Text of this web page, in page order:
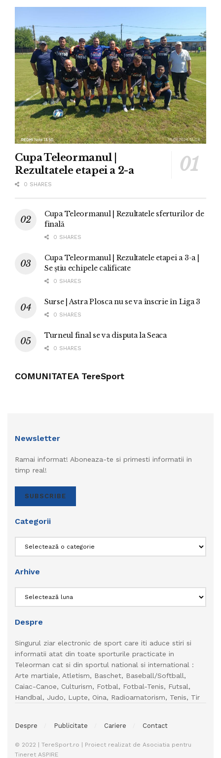
Cupa Teleormanul |
Rezultatele etapei a 2-a
0 SHARES
Cupa Teleormanul | Rezultatele sferturilor de
finală
0 SHARES
Cupa Teleormanul | Rezultatele etapei a 3-a |
Se știu echipele calificate
0 SHARES
Surse | Astra Plosca nu se va înscrie în Liga 3
0 SHARES
Turneul final se va disputa la Seaca
0 SHARES
COMUNITATEA TereSport
Newsletter
Ramai informat! Aboneaza-te si primesti informatii in
timp real!
SUBSCRIBE
Categorii
Arhive
Despre
Singurul ziar electronic de sport care iti aduce stiri si
informatii atat din toate sporturile practicate in
Teleorman cat si din sportul national si international :
Arte martiale, Atletism, Baschet, Baseball/Softball,
Caiac-Canoe, Culturism, Fotbal, Fotbal-Tenis, Futsal,
Handbal, Judo, Lupte, Oina, Radioamatorism, Tenis, Tir
Despre Publicitate Cariere Contact
© 2022 | TereSport.ro | Proiect realizat de Asociatia pentru
Tineret ASPIRE